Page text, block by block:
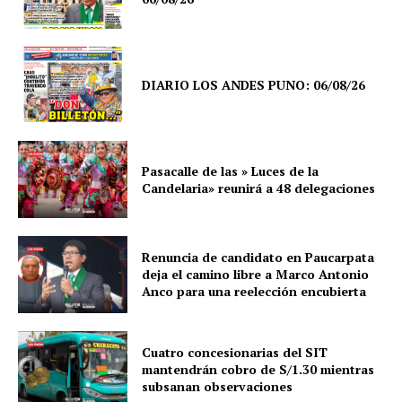
DIARIO LOS ANDES PUNO: 06/08/26
Pasacalle de las » Luces de la
Candelaria» reunirá a 48 delegaciones
Renuncia de candidato en Paucarpata
deja el camino libre a Marco Antonio
Anco para una reelección encubierta
Cuatro concesionarias del SIT
mantendrán cobro de S/1.30 mientras
subsanan observaciones